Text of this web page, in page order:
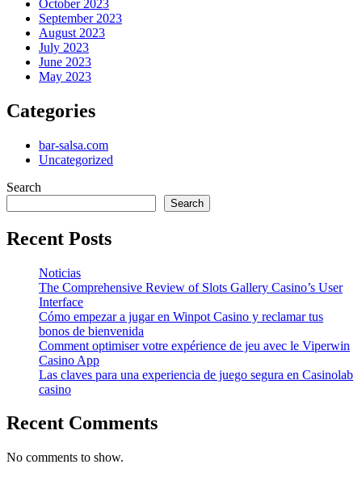
October 2023
September 2023
August 2023
July 2023
June 2023
May 2023
Categories
bar-salsa.com
Uncategorized
Search
Search
Recent Posts
Noticias
The Comprehensive Review of Slots Gallery Casino’s User
Interface
Cómo empezar a jugar en Winpot Casino y reclamar tus
bonos de bienvenida
Comment optimiser votre expérience de jeu avec le Viperwin
Casino App
Las claves para una experiencia de juego segura en Casinolab
casino
Recent Comments
No comments to show.